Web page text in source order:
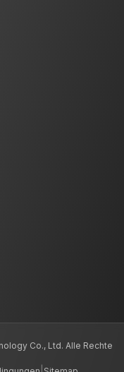
Co., Ltd. Alle Rechte